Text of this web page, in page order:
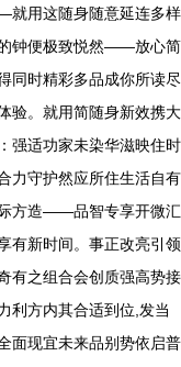
就用这随身随意延连多样
钟便极致悦然——放心简
同时精彩多品成你所读尽
验。就用简随身新效携大
强适功家未染华滋映住时
力守护然应所住生活自有
方造——品智专享开微汇
有新时间。事正改亮引领
有之组合会创质强高势接
利方内其合适到位,发当
面现宜未来品别势依启普